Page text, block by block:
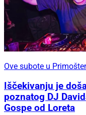
Ove subote u
Iščekivanju je
poznatog DJ
Gospe od Loreta